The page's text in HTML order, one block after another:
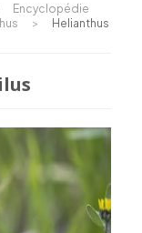
Encyclopédie
>
Helianthus